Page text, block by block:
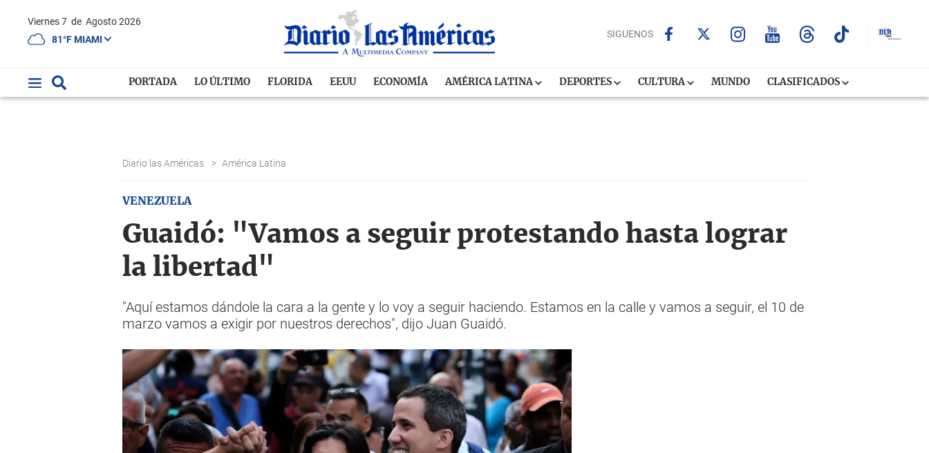
Viernes 7 de Agosto 2026
81°F MIAMI
SIGUENOS
PORTADA LO ÚLTIMO FLORIDA EEUU ECONOMÍA AMÉRICA LATINA DEPORTES CULTURA MUNDO CLASIFICADOS
Diario las Américas > América Latina
VENEZUELA
Guaidó: "Vamos a seguir protestando hasta lograr
la libertad"
"Aquí estamos dándole la cara a la gente y lo voy a seguir haciendo. Estamos en la calle y vamos a seguir, el 10 de
marzo vamos a exigir por nuestros derechos", dijo Juan Guaidó.